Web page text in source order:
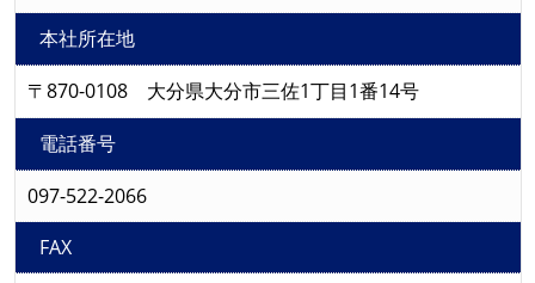
本社所在地
〒870-0108 大分県大分市三佐1丁目1番14号
電話番号
097-522-2066
FAX